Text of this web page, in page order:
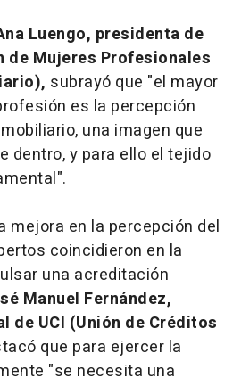
Luengo, presidenta de
de Mujeres Profesionales
subrayó que "el mayor
es la percepción
una imagen que
dentro, y para ello el tejido
mejora en la percepción del
coincidieron en la
una acreditación
Manuel Fernández,
de UCI (Unión de Créditos
que para ejercer la
"se necesita una